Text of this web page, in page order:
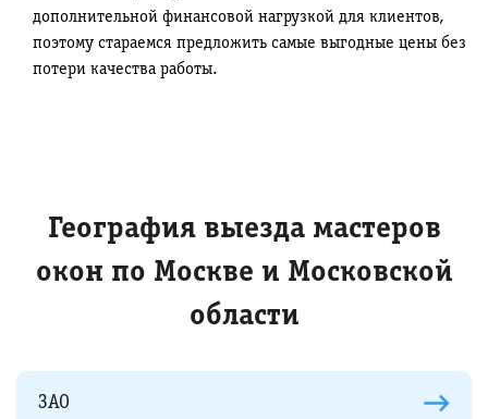
дополнительной финансовой нагрузкой для клиентов,
поэтому стараемся предложить самые выгодные цены без
потери качества работы.
География выезда мастеров
окон по Москве и Московской
области
ЗАО